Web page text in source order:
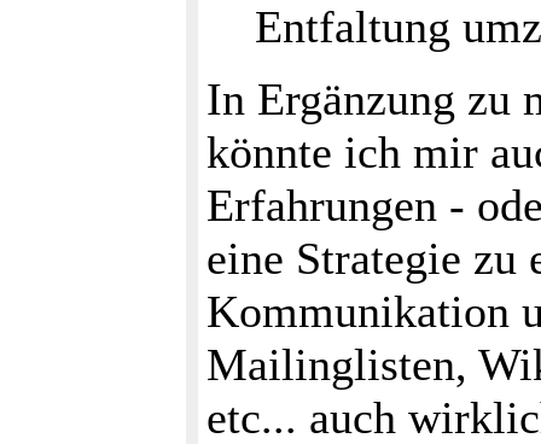
Entfaltung
In Ergänzung zu
könnte ich mir
Erfahrungen -
eine Strategie
Kommunikation
Mailinglisten,
etc... auch